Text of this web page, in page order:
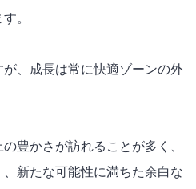
。
、成長は常に快適ゾーンの外
豊かさが訪れることが多く、
新たな可能性に満ちた余白な